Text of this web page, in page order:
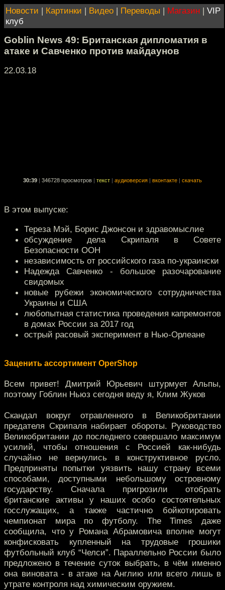
Новости | Картинки | Видео | Переводы | Магазин | VIP
клуб
Goblin News 49: Британская дипломатия в
атаке и Савченко против майдаунов
22.03.18
30:39 346728 просмотров текст аудиоверсия вконтакте скачать
В этом выпуске:
Тереза Мэй, Борис Джонсон и здравомыслие
обсуждение дела Скрипаля в Совете
Безопасности ООН
независимость от российского газа по-украински
Надежда Савченко - большое разочарование
свидомых
новые рубежи экономического сотрудничества
Украины и США
любопытная статистика проведения капремонтов
в домах России за 2017 год
острый расовый эксперимент в Нью-Орлеане
Заценить ассортимент OperShop
Всем привет! Дмитрий Юрьевич штурмует Альпы,
поэтому Гоблин Ньюз сегодня веду я, Клим Жуков
Скандал вокруг отравленного в Великобритании
предателя Скрипаля набирает обороты. Руководство
Великобритании до последнего совершало максимум
усилий, чтобы отношения с Россией как-нибудь
случайно не вернулись в конструктивное русло.
Предприняты попытки уязвить нашу страну всеми
способами, доступными небольшому островному
государству. Сначала пригрозили отобрать
британские активы у наших особо состоятельных
госслужащих, а также частично бойкотировать
чемпионат мира по футболу. The Times даже
сообщила, что у Романа Абрамовича вполне могут
конфисковать купленный на трудовые грошики
футбольный клуб “Челси”. Параллельно России было
предложено в течение суток выбрать, в чём именно
она виновата - в атаке на Англию или всего лишь в
утрате контроля над химическим оружием.